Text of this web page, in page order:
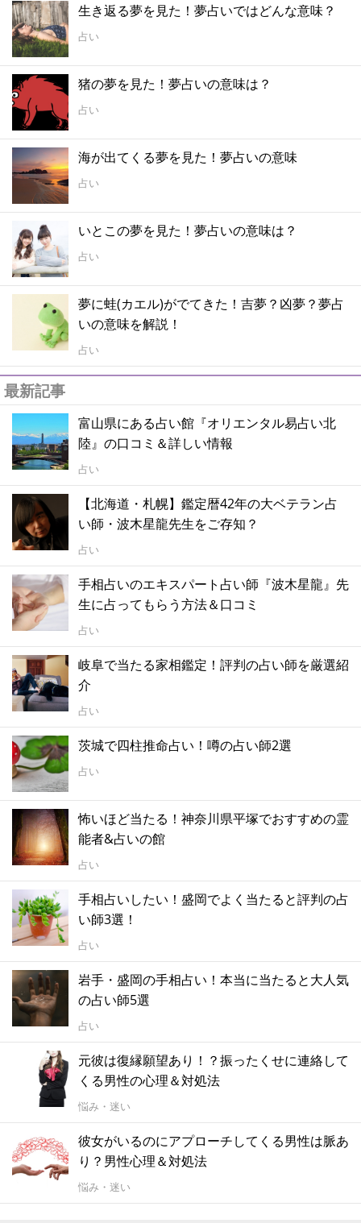
生き返る夢を見た！夢占いではどんな意味？
占い
猪の夢を見た！夢占いの意味は？
占い
海が出てくる夢を見た！夢占いの意味
占い
いとこの夢を見た！夢占いの意味は？
占い
夢に蛙(カエル)がでてきた！吉夢？凶夢？夢占
いの意味を解説！
占い
最新記事
富山県にある占い館『オリエンタル易占い北
陸』の口コミ＆詳しい情報
占い
【北海道・札幌】鑑定暦42年の大ベテラン占
い師・波木星龍先生をご存知？
占い
手相占いのエキスパート占い師『波木星龍』先
生に占ってもらう方法＆口コミ
占い
岐阜で当たる家相鑑定！評判の占い師を厳選紹
介
占い
茨城で四柱推命占い！噂の占い師2選
占い
怖いほど当たる！神奈川県平塚でおすすめの霊
能者&占いの館
占い
手相占いしたい！盛岡でよく当たると評判の占
い師3選！
占い
岩手・盛岡の手相占い！本当に当たると大人気
の占い師5選
占い
元彼は復縁願望あり！？振ったくせに連絡して
くる男性の心理＆対処法
悩み・迷い
彼女がいるのにアプローチしてくる男性は脈あ
り？男性心理＆対処法
悩み・迷い